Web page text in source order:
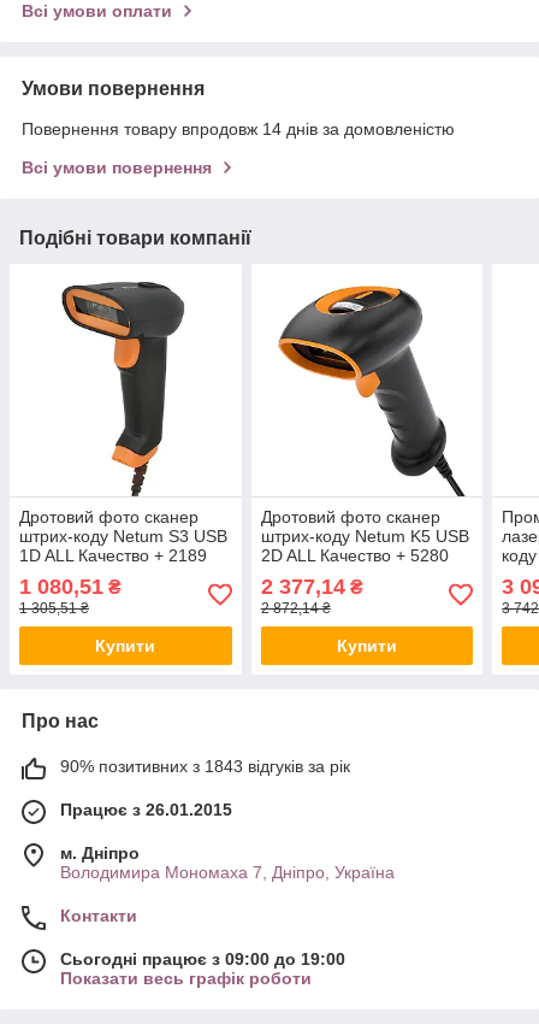
Всі умови оплати
Умови повернення
Повернення товару впродовж 14 днів за домовленістю
Всі умови повернення
Подібні товари компанії
Дротовий фото сканер
штрих-коду Netum S3 USB
1D ALL Качество + 2189
1 080,51 ₴
1 305,51 ₴
Купити
Дротовий фото сканер
штрих-коду Netum K5 USB
2D ALL Качество + 5280
2 377,14₴
2 872,14 ₴
Купити
3
3
Про нас
90% позитивних з 1843 відгуків за рік
Працює з 26.01.2015
м. Дніпро
Володимира Мономаха 7, Дніпро, Україна
Контакти
Сьогодні працює з 09:00 до 19:00
Показати весь графік роботи